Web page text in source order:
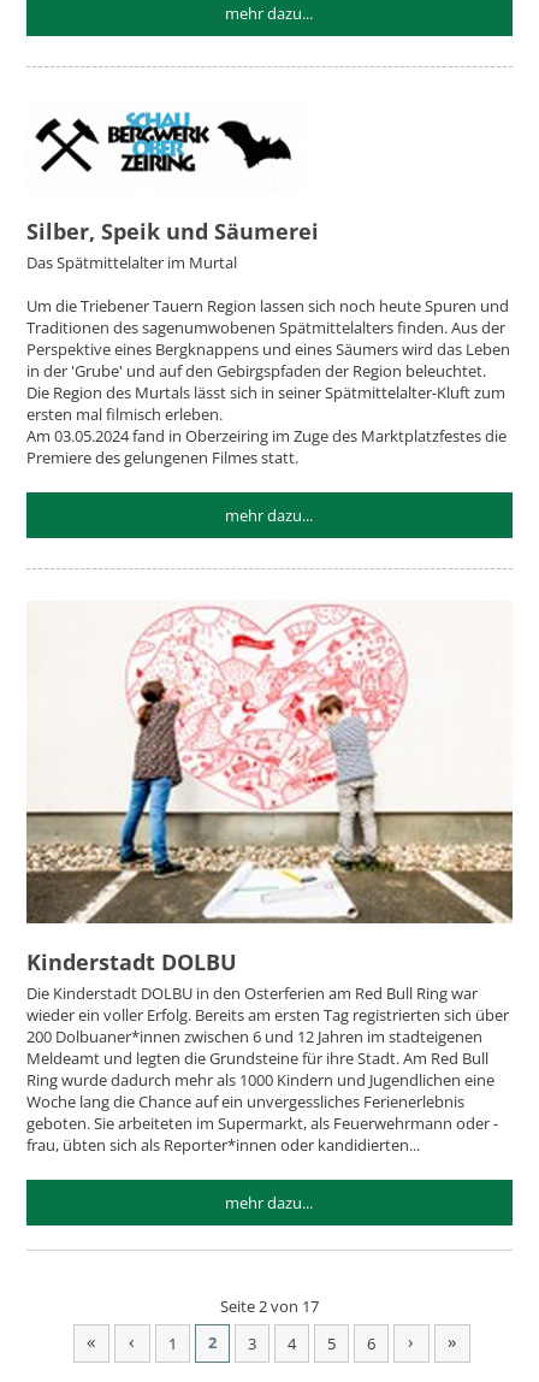
mehr dazu...
Silber, Speik und Säumerei
Das Spätmittelalter im Murtal
Um die Triebener Tauern Region lassen sich noch heute Spuren und
Traditionen des sagenumwobenen Spätmittelalters finden. Aus der
Perspektive eines Bergknappens und eines Säumers wird das Leben
in der 'Grube' und auf den Gebirgspfaden der Region beleuchtet.
Die Region des Murtals lässt sich in seiner Spätmittelalter-Kluft zum
ersten mal filmisch erleben.
Am 03.05.2024 fand in Oberzeiring im Zuge des Marktplatzfestes die
Premiere des gelungenen Filmes statt.
mehr dazu...
Kinderstadt DOLBU
Die Kinderstadt DOLBU in den Osterferien am Red Bull Ring war
wieder ein voller Erfolg. Bereits am ersten Tag registrierten sich über
200 Dolbuaner*innen zwischen 6 und 12 Jahren im stadteigenen
Meldeamt und legten die Grundsteine für ihre Stadt. Am Red Bull
Ring wurde dadurch mehr als 1000 Kindern und Jugendlichen eine
Woche lang die Chance auf ein unvergessliches Ferienerlebnis
geboten. Sie arbeiteten im Supermarkt, als Feuerwehrmann oder -
frau, übten sich als Reporter*innen oder kandidierten...
mehr dazu...
Seite 2 von 17
« ‹ 1 2 3 4 5 6 › »